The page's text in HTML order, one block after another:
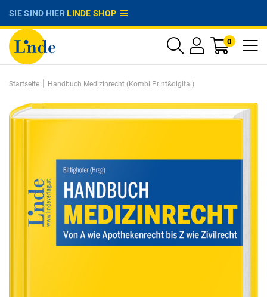
SIE SIND HIERLINDE SHOP
0
Startseite | Handbuch Medizinrecht (Kombi Print&digital)